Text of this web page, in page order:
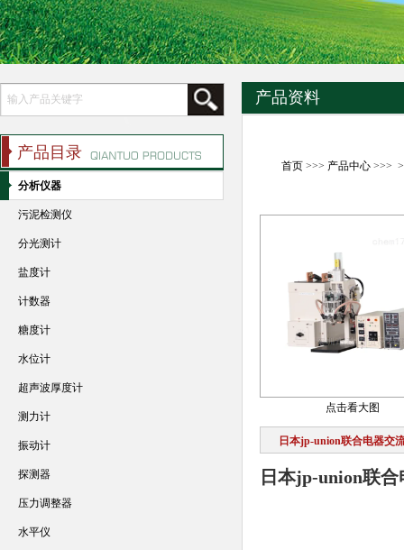
产品资料
首页>>> 产品中心>>>
点击看大图
日本jp-union联合电器交
日本jp-union联
产品目录
分析仪器
污泥检测仪
分光测计
盐度计
计数器
糖度计
水位计
超声波厚度计
测力计
振动计
探测器
压力调整器
水平仪